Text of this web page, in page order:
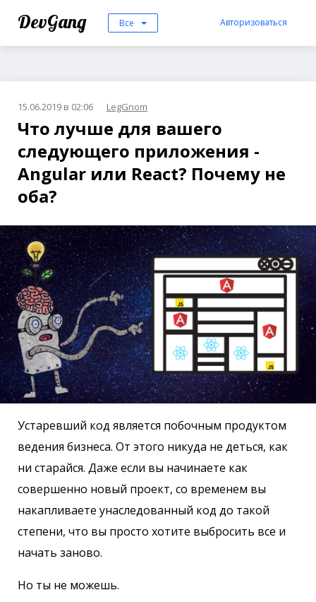
DevGang Все Авторизоваться
15.06.2019 в 02:06 LegGnom
Что лучше для вашего
следующего приложения -
Angular или React? Почему не
оба?
Устаревший код является побочным продуктом
ведения бизнеса. От этого никуда не деться, как
ни старайся. Даже если вы начинаете как
совершенно новый проект, со временем вы
накапливаете унаследованный код до такой
степени, что вы просто хотите выбросить все и
начать заново.
Но ты не можешь.